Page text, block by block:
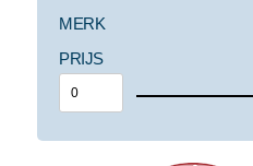
MERK
PRIJS